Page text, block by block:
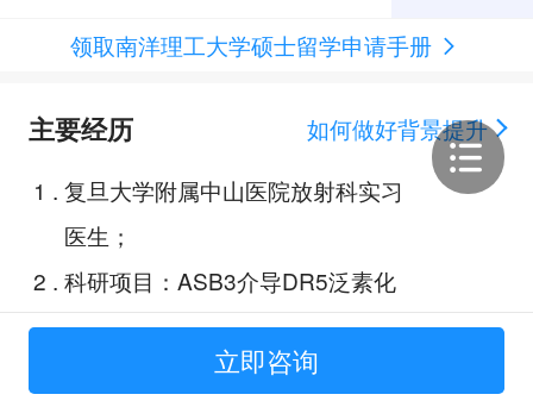
领取南洋理工大学硕士留学申请手册
主要经历
如何做好背景提升
1 . 复旦大学附属中山医院放射科实习
医生；
2 . 科研项目：ASB3介导DR5泛素化
调控肝癌进展及TRAIL耐药的机制
与靶向治疗研究；立即咨询